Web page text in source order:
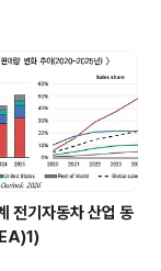
LNG 수출 및 미국
가스 생..
전기자동차 산업 동